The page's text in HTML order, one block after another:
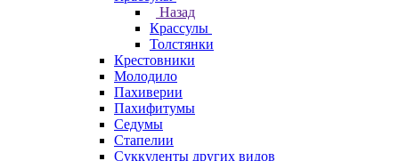
Назад
Крассулы
Толстянки
Крестовники
Молодило
Пахиверии
Пахифитумы
Седумы
Стапелии
Суккуленты других видов